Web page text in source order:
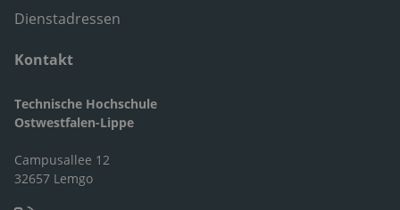
Dienstadressen
Kontakt
Technische Hochschule
Ostwestfalen-Lippe
Campusallee 12
32657 Lemgo